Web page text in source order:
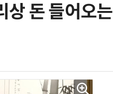
돈 들어오는